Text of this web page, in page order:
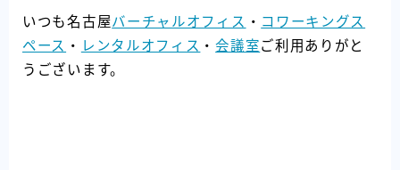
いつも名古屋バーチャルオフィス ・ コワーキングス
ペース ・ レンタルオフィス ・会議室ご利用ありがと
うございます。